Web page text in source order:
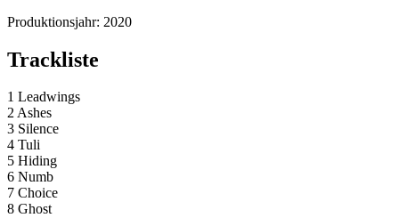
Produktionsjahr: 2020
Trackliste
1 Leadwings
2 Ashes
3 Silence
4 Tuli
5 Hiding
6 Numb
7 Choice
8 Ghost